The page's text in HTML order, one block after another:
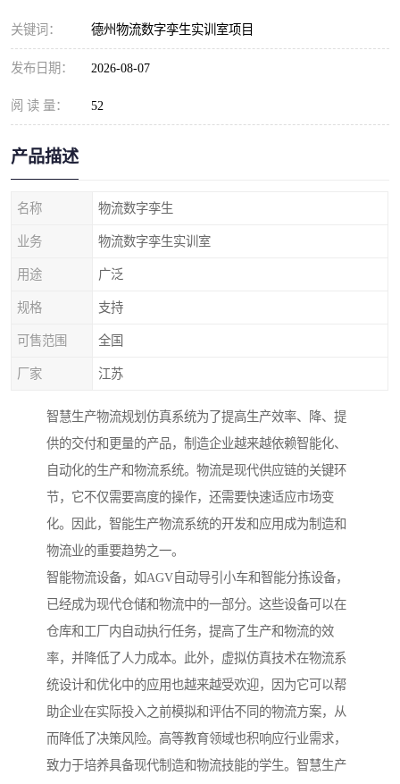
关键词： 德州物流数字孪生实训室项目
发布日期： 2026-08-07
阅 读 量： 52
产品描述
名称 物流数字孪生
业务 物流数字孪生实训室
用途 广泛
规格 支持
可售范围 全国
厂家 江苏
智慧生产物流规划仿真系统为了提高生产效率、降、提
供的交付和更量的产品，制造企业越来越依赖智能化、
自动化的生产和物流系统。物流是现代供应链的关键环
节，它不仅需要高度的操作，还需要快速适应市场变
化。因此，智能生产物流系统的开发和应用成为制造和
物流业的重要趋势之一。
智能物流设备，如AGV自动导引小车和智能分拣设备，
已经成为现代仓储和物流中的一部分。这些设备可以在
仓库和工厂内自动执行任务，提高了生产和物流的效
率，并降低了人力成本。此外，虚拟仿真技术在物流系
统设计和优化中的应用也越来越受欢迎，因为它可以帮
助企业在实际投入之前模拟和评估不同的物流方案，从
而降低了决策风险。高等教育领域也积响应行业需求，
致力于培养具备现代制造和物流技能的学生。智慧生产